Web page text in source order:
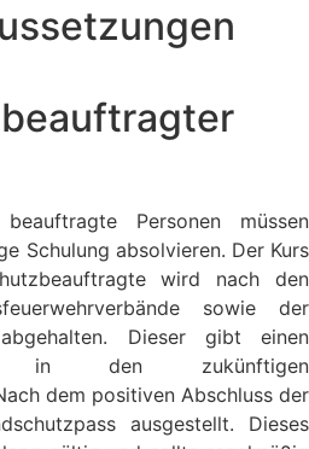
Personen müssen
Schulung absolvieren. Der Kurs
wird nach den
sowie der
abgehalten. Dieser gibt einen
in den zukünftigen
dem positiven Abschluss der
ausgestellt. Dieses